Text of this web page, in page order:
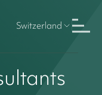
Switzerland